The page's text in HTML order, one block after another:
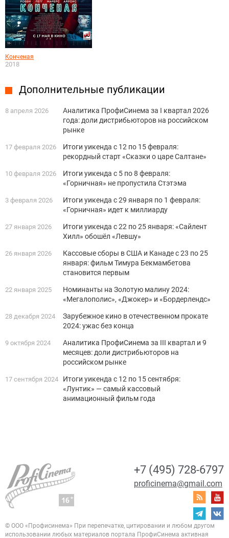
Конченая
2018
Дополнительные публикации
8 апреля 2026
Аналитика ПрофиСинема за I квартал 2026
года: доли дистрибьюторов на российском
рынке
17 февраля 2026
Итоги уикенда с 12 по 15 февраля:
рекордный старт «Сказки о царе Салтане»
10 февраля 2026
Итоги уикенда с 5 по 8 февраля:
«Горничная» не пропустила Стэтэма
3 февраля 2026
Итоги уикенда с 29 января по 1 февраля:
«Горничная» идет к миллиарду
27 января 2026
Итоги уикенда с 22 по 25 января: «Сайлент
Хилл» обошёл «Левшу»
26 января 2026
Кассовые сборы в США и Канаде с 23 по 25
января: фильм Тимура Бекмамбетова
становится первым
22 января 2025
Номинанты на Золотую малину 2024:
«Мегалополис», «Джокер» и «Бордерлендс»
28 декабря 2024
Зарубежное кино в отечественном прокате
2024: ужас без конца
9 октября 2024
Аналитика ПрофиСинема за III квартал и 9
месяцев: доли дистрибьюторов на
российском рынке
17 сентября 2024
Итоги уикенда с 12 по 15 сентября:
«Лунтик» — самый кассовый
анимационный фильм года
+7 (495) 728-6797
proficinema@gmail.com
© ООО «Профисинема» При перепечатке, цитировании и любом другом
использовании любых материалов портала ПрофиСинема активная